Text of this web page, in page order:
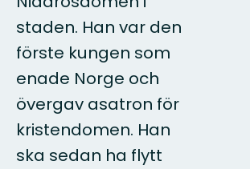
staden. Han var den
förste kungen som
enade Norge och
övergav asatron för
kristendomen. Han
ska sedan ha flytt